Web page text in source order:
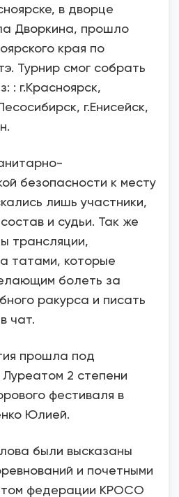
в дворце
Дворкина, прошло
края по
Турнир смог собрать
: г.Красноярск,
г.Енисейск,
безопасности к месту
лишь участники,
и судьи. Так же
трансляции,
татами, которые
болеть за
ракурса и писать
чат.
прошла под
2 степени
фестиваля в
Юлией.
были высказаны
и почетными
федерации КРОСО